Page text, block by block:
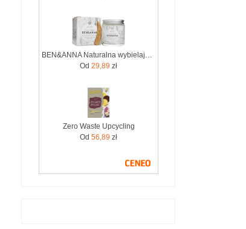
BEN&ANNA Naturalna wybielająca pasta do wrażliwych zębów z szałwią i rokitnikiem WHITE ZERO WASTE 100ml
Od 29,89 zł
Zero Waste Upcycling
Od 56,89 zł